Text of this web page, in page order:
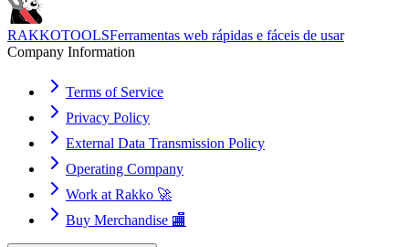
RAKKOTOOLSFerramentas web rápidas e fáceis de usar
Company Information
Terms of Service
Privacy Policy
External Data Transmission Policy
Operating Company
Work at Rakko 🚀
Buy Merchandise 🏬